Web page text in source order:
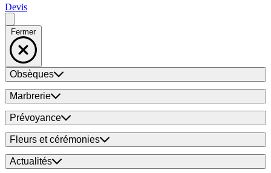
Devis
Fermer
Obsèques
Marbrerie
Prévoyance
Fleurs et cérémonies
Actualités